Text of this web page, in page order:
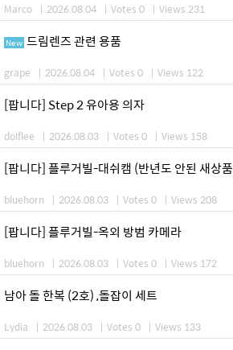
Marco | 2026.08.04 | Votes 0 | Views 231
New 드림렌즈 관련 용품
grape | 2026.08.04 | Votes 0 | Views 122
[팝니다] Step 2 유아용 의자
dolflee | 2026.08.03 | Votes 0 | Views 158
[팝니다] 플루거빌-대쉬캠 (반년도 안된 새상
bluehorn | 2026.08.03 | Votes 0 | Views 208
[팝니다] 플루거빌-옥외 방범 카메라
bluehorn | 2026.08.03 | Votes 0 | Views 172
남아 돌 한복 (2호) ,돌잡이 세트
Lydia | 2026.08.03 | Votes 0 | Views 133